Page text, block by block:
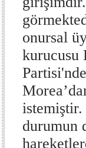
onursal
kurucusu
durumun